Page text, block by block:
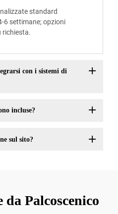
standard
6 settimane; opzioni
richiesta.
con i sistemi di
incluse?
sul sito?
Palcoscenico